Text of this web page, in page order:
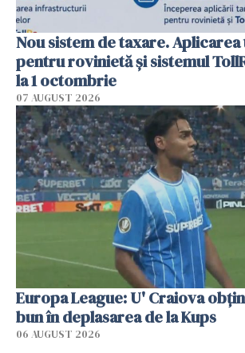
Nou sistem de taxare.
pentru rovinietă şi sistemul
la 1 octombrie
07 AUGUST 2026
Europa League: U' Craiova
bun în deplasarea de la Kups
06 AUGUST 2026